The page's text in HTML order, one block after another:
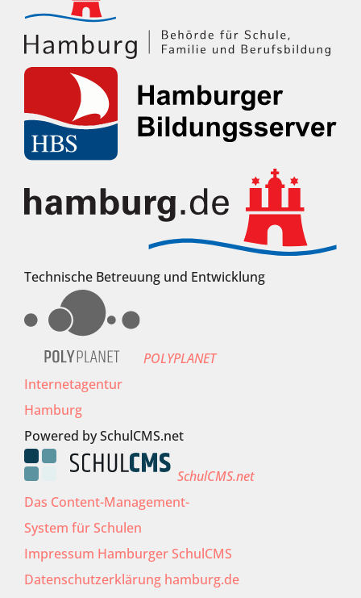
Technische Betreuung und Entwicklung
POLYPLANET
Internetagentur
Hamburg
Powered by SchulCMS.net
SchulCMS.net
Das Content-Management-
System für Schulen
Impressum Hamburger SchulCMS
Datenschutzerklärung hamburg.de